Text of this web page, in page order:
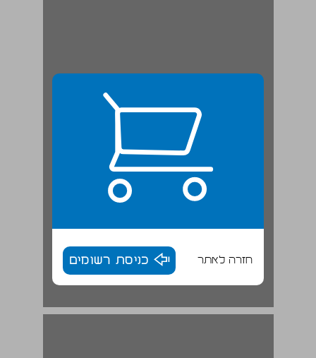
חזרה לאתר כניסת רשומים